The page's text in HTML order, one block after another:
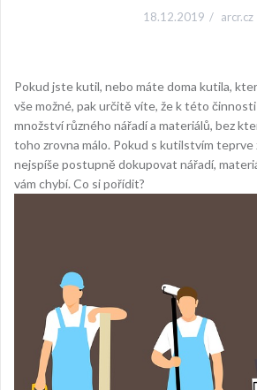
18.12.2019 arcr.cz
Pokud jste kutil, nebo máte doma kutila,
vše možné, pak určitě víte, že k této
množství různého nářadí a materiálů, bez
toho zrovna málo. Pokud s kutilstvím
nejspíše postupně dokupovat nářadí,
vám chybí. Co si pořídit?